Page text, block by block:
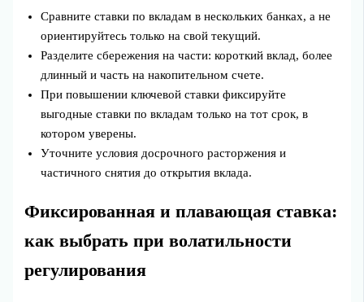
Сравните ставки по вкладам в нескольких банках, а не
ориентируйтесь только на свой текущий.
Разделите сбережения на части: короткий вклад, более
длинный и часть на накопительном счете.
При повышении ключевой ставки фиксируйте
выгодные ставки по вкладам только на тот срок, в
котором уверены.
Уточните условия досрочного расторжения и
частичного снятия до открытия вклада.
Фиксированная и плавающая ставка:
как выбрать при волатильности
регулирования